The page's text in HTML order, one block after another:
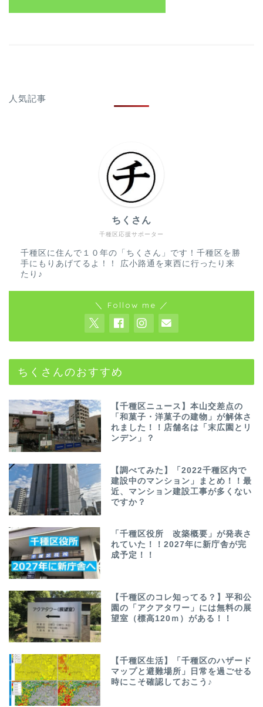
人気記事
千種区応援サポーター
ちくさん
千種区に住んで１０年の「ちくさん」です！千種区を勝
手にもりあげてるよ！！ 広小路通を東西に行ったり来
たり♪
＼ Follow me ／
ちくさんのおすすめ
【千種区ニュース】本山交差点の
「和菓子・洋菓子の建物」が解体さ
れました！！店舗名は「末広園とリ
ンデン」？
【調べてみた】「2022千種区内で
建設中のマンション」まとめ！！最
近、マンション建設工事が多くない
ですか？
「千種区役所 改築概要」が発表さ
れていた！！2027年に新庁舎が完
成予定！！
【千種区のコレ知ってる？】平和公
園の「アクアタワー」には無料の展
望室（標高120ｍ）がある！！
【千種区生活】「千種区のハザード
マップと避難場所」日常を過ごせる
時にこそ確認しておこう♪